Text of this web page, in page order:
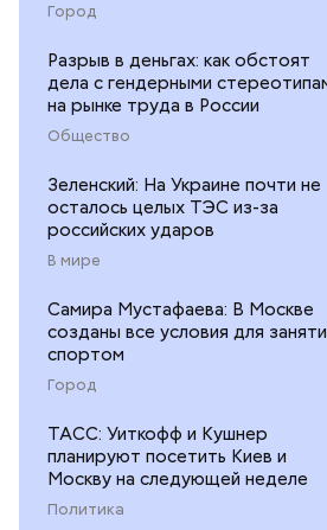
Город
Разрыв в деньгах: как обстоят
дела с гендерными
на рынке труда в России
Общество
Зеленский: На Украине почти не
осталось целых ТЭС из-за
российских ударов
В мире
Самира Мустафаева: В Москве
созданы все условия для
спортом
Город
ТАСС: Уиткофф и Кушнер
планируют посетить Киев и
Москву на следующей неделе
Политика